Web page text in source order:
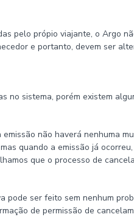
pelo própio viajante, o Argo
e portanto, devem ser
no sistema, porém existem
não haverá nenhuma
quando a emissão já
que o processo de
pode ser feito sem nenhum
de permissão de